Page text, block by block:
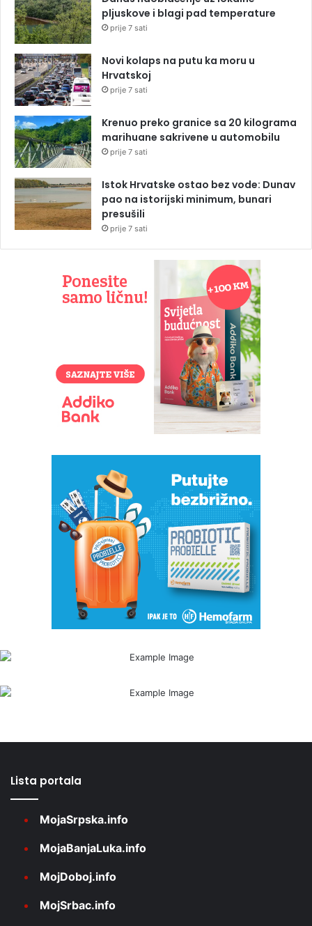
pljuskove i blagi pad temperature
prije 7 sati
Novi kolaps na putu ka moru u
Hrvatskoj
prije 7 sati
Krenuo preko granice sa 20 kilograma
marihuane sakrivene u automobilu
prije 7 sati
Istok Hrvatske ostao bez vode: Dunav
pao na istorijski minimum, bunari
presušili
prije 7 sati
Lista portala
MojaSrpska.info
MojaBanjaLuka.info
MojDoboj.info
MojSrbac.info